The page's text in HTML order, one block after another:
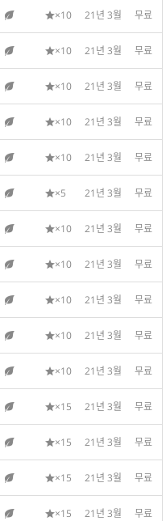
×10 21년 3월 무료
×10 21년 3월 무료
×10 21년 3월 무료
×10 21년 3월 무료
×10 21년 3월 무료
×5 21년 3월 무료
×10 21년 3월 무료
×10 21년 3월 무료
×10 21년 3월 무료
×10 21년 3월 무료
×10 21년 3월 무료
×15 21년 3월 무료
×15 21년 3월 무료
×15 21년 3월 무료
×15 21년 3월 무료